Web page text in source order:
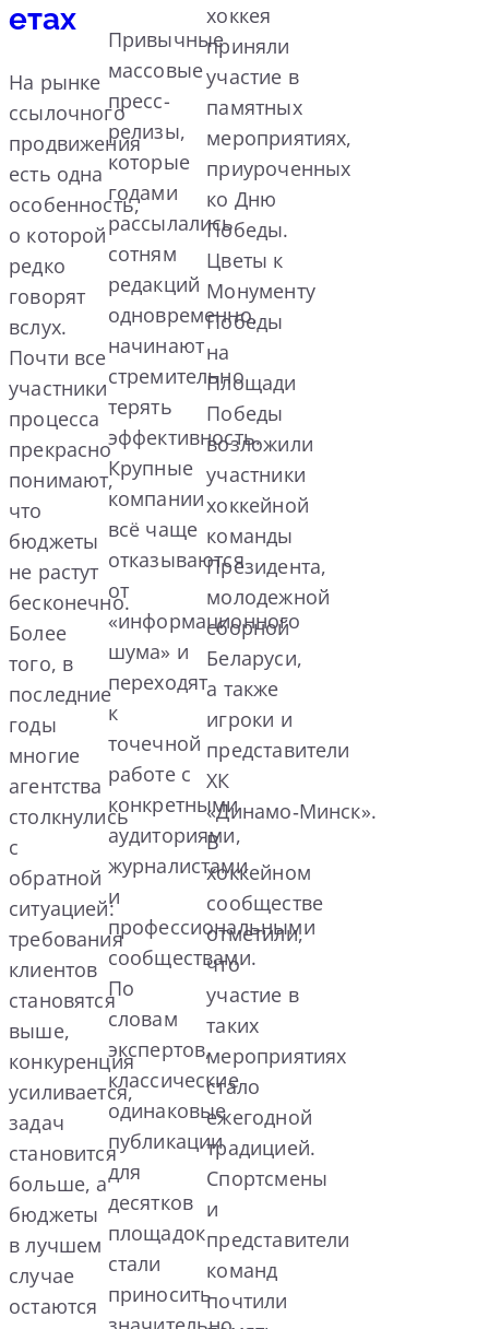
етах
На рынке
ссылочного
продвижения
есть одна
особенность,
о которой
редко
говорят
вслух.
Почти все
участники
процесса
прекрасно
понимают,
что
бюджеты
не растут
бесконечно.
Более
того, в
последние
годы
многие
агентства
столкнулись
с
обратной
ситуацией:
требования
клиентов
становятся
выше,
конкуренция
усиливается,
задач
становится
больше, а
бюджеты
в лучшем
случае
остаются
Привычные
массовые
пресс-
релизы,
которые
годами
рассылались
сотням
редакций
одновременно,
начинают
стремительно
терять
эффективность.
Крупные
компании
всё чаще
отказываются
от
«информационного
шума» и
переходят
к
точечной
работе с
конкретными
аудиториями,
журналистами
и
профессиональными
сообществами.
По
словам
экспертов,
классические
одинаковые
публикации
для
десятков
площадок
стали
приносить
хоккея
приняли
участие в
памятных
мероприятиях,
приуроченных
ко Дню
Победы.
Цветы к
Монументу
Победы
на
Площади
Победы
возложили
участники
хоккейной
команды
Президента,
молодежной
сборной
Беларуси,
а также
игроки и
представители
ХК
«Динамо‑Минск».
В
хоккейном
сообществе
отметили,
что
участие в
таких
мероприятиях
стало
ежегодной
традицией.
Спортсмены
и
представители
команд
почтили